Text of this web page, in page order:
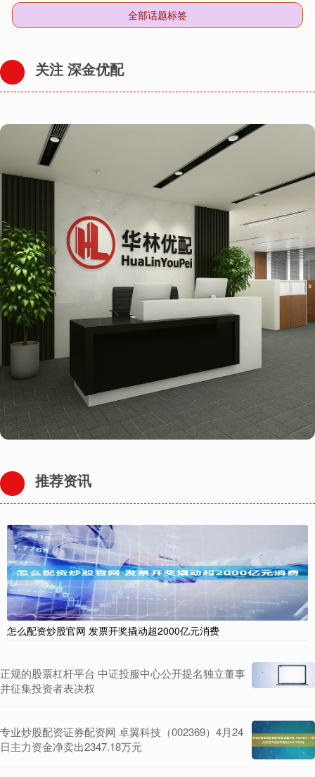
全部话题标签
关注 深金优配
推荐资讯
怎么配资炒股官网 发票开奖撬动超2000亿元消费
正规的股票杠杆平台 中证投服中心公开提名独立董事
并征集投资者表决权
专业炒股配资证券配资网 卓翼科技（002369）4月24
日主力资金净卖出2347.18万元